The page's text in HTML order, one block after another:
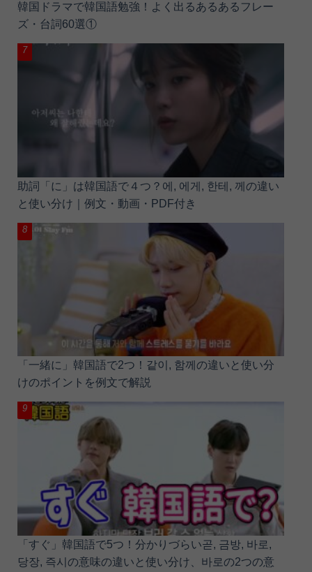
韓国ドラマで韓国語勉強！よく出るあるあるフレー
ズ・台詞60選①
助詞「に」は韓国語で４つ？에, 에게, 한테, 께の違い
と使い分け｜例文・動画・PDF付き
「一緒に」韓国語で2つ！같이, 함께の違いと使い分
けのポイントを例文で解説
「すぐ」韓国語で5つ！分かりづらい곧, 금방, 바로,
당장, 즉시の意味の違いと使い分け、바로の2つの意